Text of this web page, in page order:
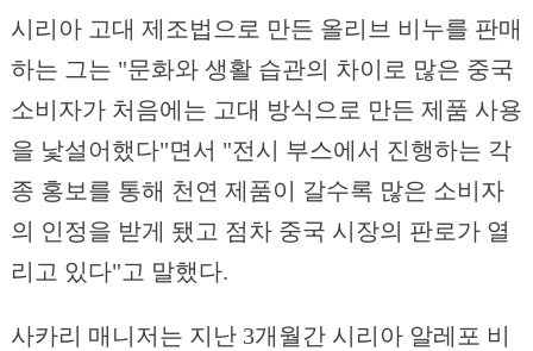
시리아 고대 제조법으로 만든 올리브 비누를 판매
하는 그는 "문화와 생활 습관의 차이로 많은 중국
소비자가 처음에는 고대 방식으로 만든 제품 사용
을 낯설어했다"면서 "전시 부스에서 진행하는 각
종 홍보를 통해 천연 제품이 갈수록 많은 소비자
의 인정을 받게 됐고 점차 중국 시장의 판로가 열
리고 있다"고 말했다.
사카리 매니저는 지난 3개월간 시리아 알레포 비